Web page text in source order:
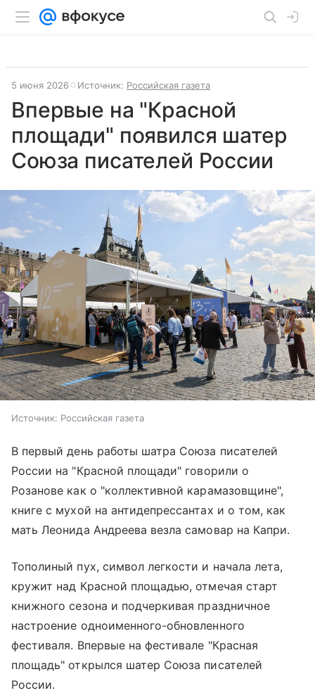
5 июня 2026 Источник: Российская газета
Впервые на "Красной
площади" появился шатер
Союза писателей России
Источник: Российская газета
В первый день работы шатра Союза писателей
России на "Красной площади" говорили о
Розанове как о "коллективной карамазовщине",
книге с мухой на антидепрессантах и о том, как
мать Леонида Андреева везла самовар на Капри.
Тополиный пух, символ легкости и начала лета,
кружит над Красной площадью, отмечая старт
книжного сезона и подчеркивая праздничное
настроение одноименного-обновленного
фестиваля. Впервые на фестивале "Красная
площадь" открылся шатер Союза писателей
России.